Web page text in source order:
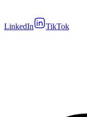
LinkedIn TikTok